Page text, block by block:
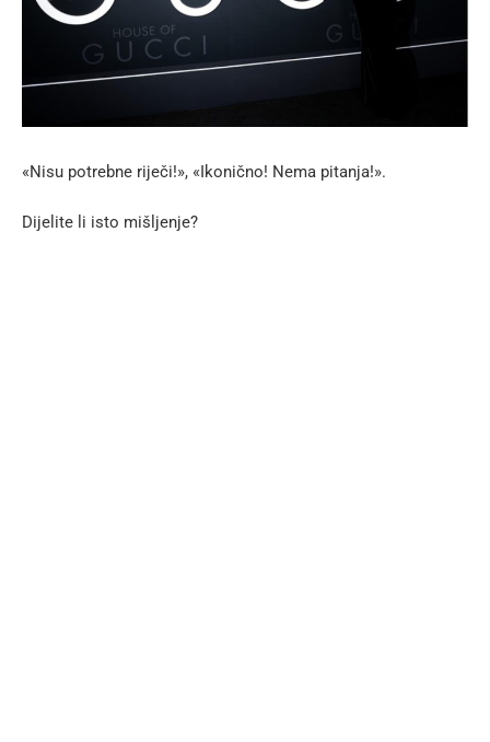
«Nisu potrebne riječi!», «Ikonično! Nema pitanja!».
Dijelite li isto mišljenje?